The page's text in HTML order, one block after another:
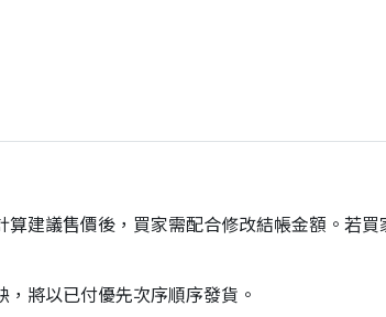
建議售價後，買家需配合修改結帳金額。若
將以已付優先次序順序發貨。